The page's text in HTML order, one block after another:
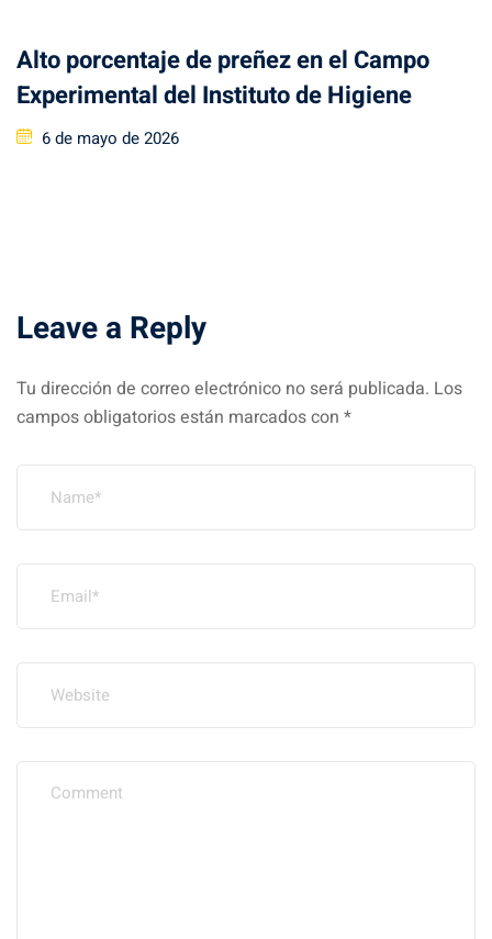
Alto porcentaje de preñez en el Campo
Experimental del Instituto de Higiene
Posted
6 de mayo de 2026
Leave a Reply
Tu dirección de correo electrónico no será publicada. Los
campos obligatorios están marcados con *